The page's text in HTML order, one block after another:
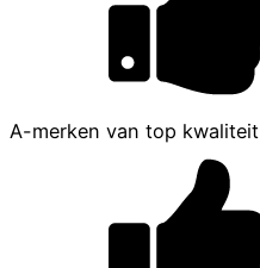
A-merken van top kwaliteit